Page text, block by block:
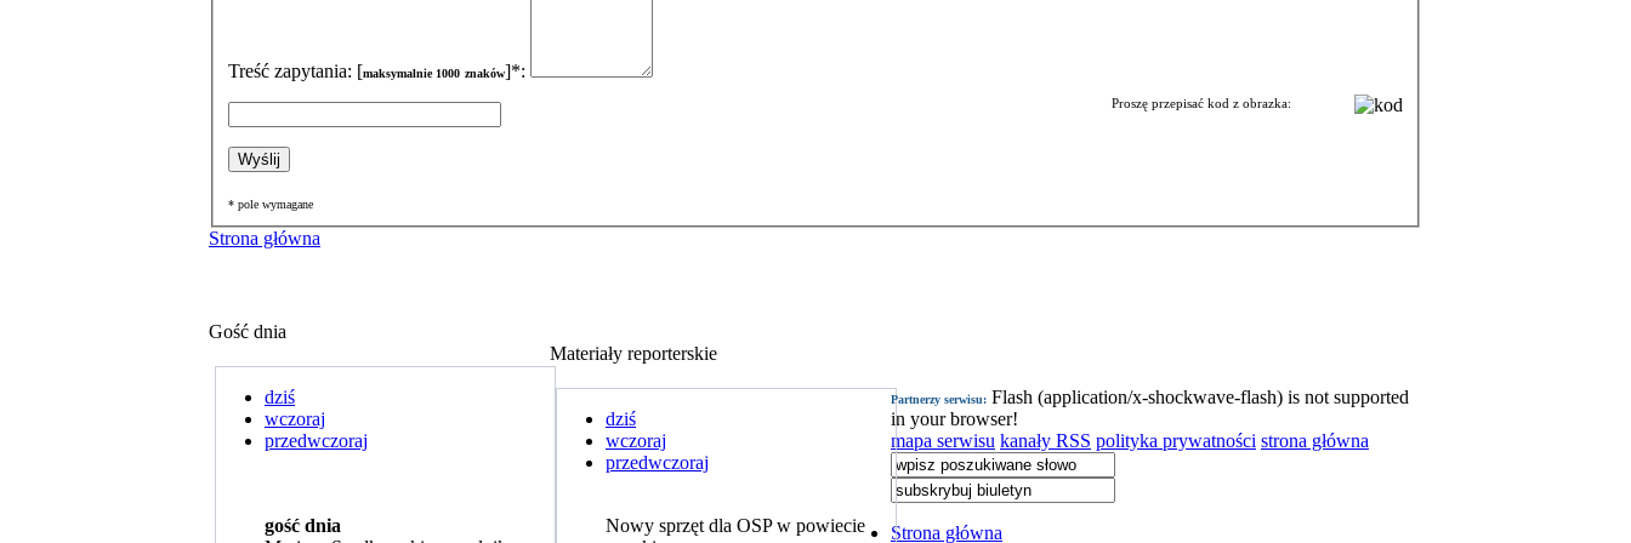
Treść zapytania: [maksymalnie 1000 znaków]*:
Proszę przepisać kod z obrazka:
* pole wymagane
Strona główna
Gość dnia
dziś
wczoraj
przedwczoraj
gość dnia
Materiały reporterskie
dziś
wczoraj
przedwczoraj
Nowy sprzęt dla OSP w powiecie
Partnerzy serwisu: Flash (application/x-shockwave-flash) is not supported
in your browser!
mapa serwisu kanały RSS polityka prywatności strona główna
Strona główna